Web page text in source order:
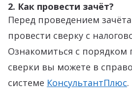
2. Как провести зачёт?
Перед проведением
провести сверку с
Ознакомиться с порядком
сверки вы можете в
системе КонсультантПлюс.